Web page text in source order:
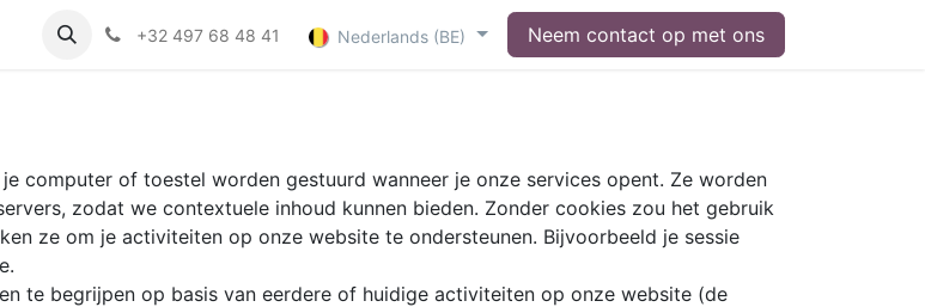
Jobs +32 497 68 48 41 Nederlands (BE) Neem contact op met ons
computer of toestel worden gestuurd wanneer je onze services opent. Ze worden
zodat we contextuele inhoud kunnen bieden. Zonder cookies zou het gebruik
ze om je activiteiten op onze website te ondersteunen. Bijvoorbeeld je sessie
te begrijpen op basis van eerdere of huidige activiteiten op onze website (de